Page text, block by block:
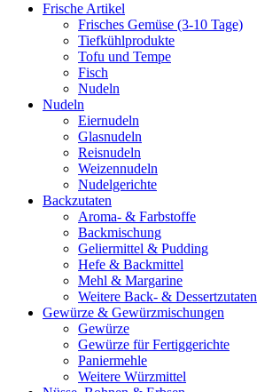
Frische Artikel
Frisches Gemüse (3-10 Tage)
Tiefkühlprodukte
Tofu und Tempe
Fisch
Nudeln
Nudeln
Eiernudeln
Glasnudeln
Reisnudeln
Weizennudeln
Nudelgerichte
Backzutaten
Aroma- & Farbstoffe
Backmischung
Geliermittel & Pudding
Hefe & Backmittel
Mehl & Margarine
Weitere Back- & Dessertzutaten
Gewürze & Gewürzmischungen
Gewürze
Gewürze für Fertiggerichte
Paniermehle
Weitere Würzmittel